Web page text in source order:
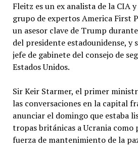
Fleitz es un ex analista de la CIA
grupo de expertos America First
un asesor clave de Trump
del presidente estadounidense, y
jefe de gabinete del consejo de
Estados Unidos.
Sir Keir Starmer, el primer
las conversaciones en la capital
anunciar el domingo que estaba
tropas británicas a Ucrania como
fuerza de mantenimiento de la